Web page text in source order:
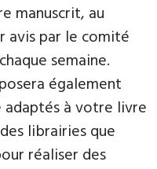
manuscrit, au
avis par le comité
semaine.
également
adaptés à votre livre
librairies que
réaliser des